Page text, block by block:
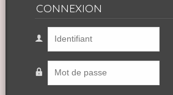
CONNEXION